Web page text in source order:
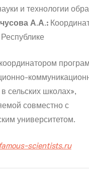
и технологии
А.А.:
сельских школах»,
совместно с
университетом.
famous-scientists.ru